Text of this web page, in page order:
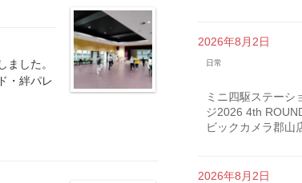
した。
・絆パレ
2026年8月2日
日常
ミニ四駆ステーシ
ジ2026 4th
ビックカメラ郡山
2026年8月2日